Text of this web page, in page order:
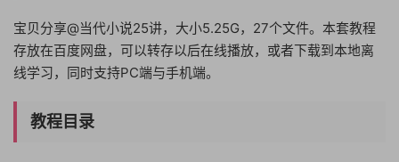
宝贝分享@当代小说25讲，大小5.25G，27个文件。本套教程
存放在百度网盘，可以转存以后在线播放，或者下载到本地离
线学习，同时支持PC端与手机端。
教程目录